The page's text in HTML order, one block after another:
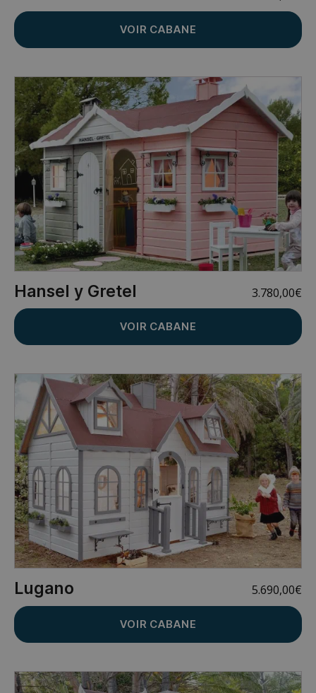
VOIR CABANE
Hansel y Gretel 3.780,00€
VOIR CABANE
Lugano 5.690,00€
VOIR CABANE